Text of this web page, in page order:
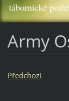
tábornické
Army
Předchozí